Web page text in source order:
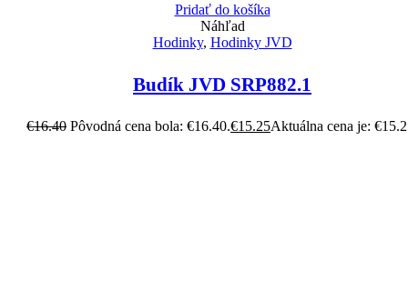
Pridať do košíka
Náhľad
Hodinky, Hodinky JVD
Budík JVD SRP882.1
€16.40 Pôvodná cena bola: €16.40.€15.25Aktuálna cena je: